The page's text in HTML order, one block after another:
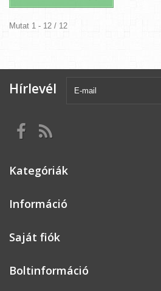
Mutat 1 - 12 / 12
Hírlevél
Kategóriák
Információ
Saját fiók
Boltinformáció